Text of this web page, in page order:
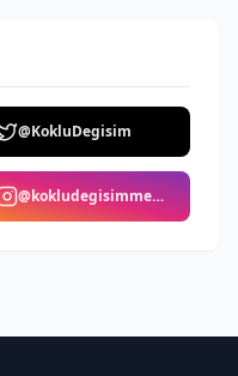
@KokluDegisim
@kokludegisimmedya